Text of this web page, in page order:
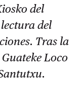
del
del
Tras la
Loco